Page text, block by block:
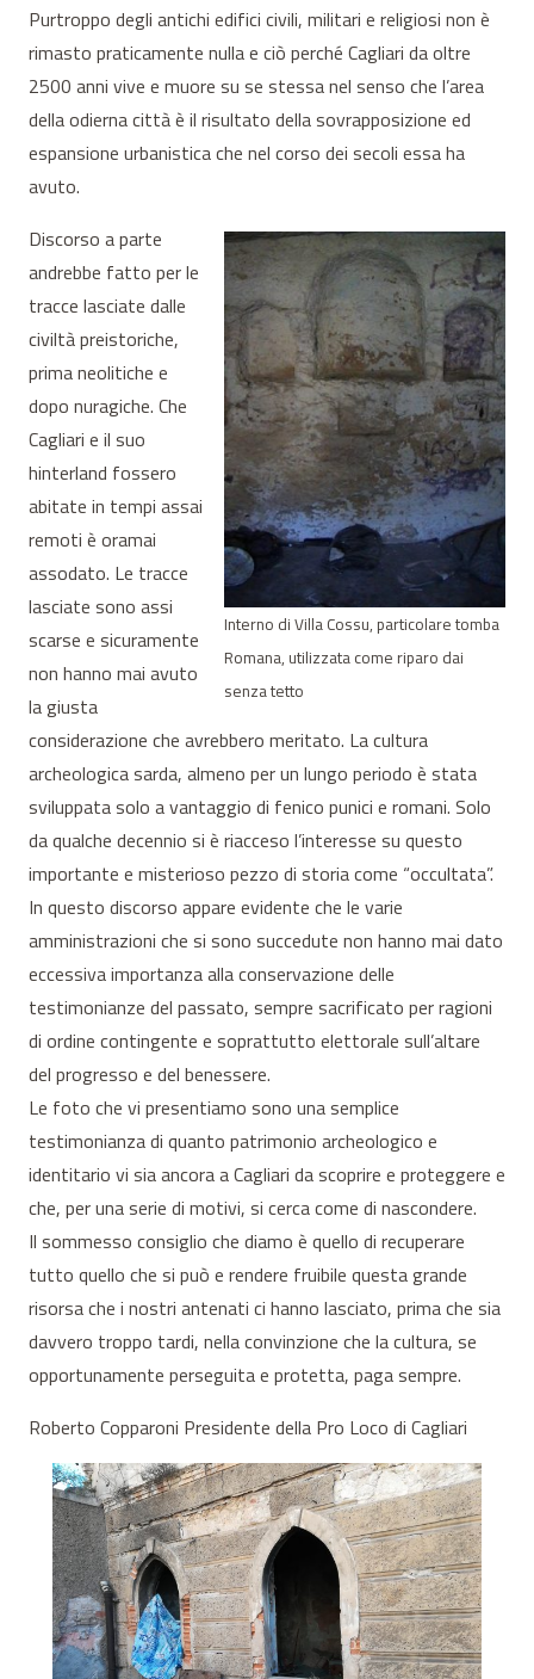
Purtroppo degli antichi edifici civili, militari e religiosi non è
rimasto praticamente nulla e ciò perché Cagliari da oltre
2500 anni vive e muore su se stessa nel senso che l’area
della odierna città è il risultato della sovrapposizione ed
espansione urbanistica che nel corso dei secoli essa ha
avuto.
Interno di Villa Cossu, particolare tomba
Romana, utilizzata come riparo dai
senza tetto
Discorso a parte
andrebbe fatto per le
tracce lasciate dalle
civiltà preistoriche,
prima neolitiche e
dopo nuragiche. Che
Cagliari e il suo
hinterland fossero
abitate in tempi assai
remoti è oramai
assodato. Le tracce
lasciate sono assi
scarse e sicuramente
non hanno mai avuto
la giusta
considerazione che avrebbero meritato. La cultura
archeologica sarda, almeno per un lungo periodo è stata
sviluppata solo a vantaggio di fenico punici e romani. Solo
da qualche decennio si è riacceso l’interesse su questo
importante e misterioso pezzo di storia come “occultata”.
In questo discorso appare evidente che le varie
amministrazioni che si sono succedute non hanno mai dato
eccessiva importanza alla conservazione delle
testimonianze del passato, sempre sacrificato per ragioni
di ordine contingente e soprattutto elettorale sull’altare
del progresso e del benessere.
Le foto che vi presentiamo sono una semplice
testimonianza di quanto patrimonio archeologico e
identitario vi sia ancora a Cagliari da scoprire e proteggere e
che, per una serie di motivi, si cerca come di nascondere.
Il sommesso consiglio che diamo è quello di recuperare
tutto quello che si può e rendere fruibile questa grande
risorsa che i nostri antenati ci hanno lasciato, prima che sia
davvero troppo tardi, nella convinzione che la cultura, se
opportunamente perseguita e protetta, paga sempre.
Roberto Copparoni Presidente della Pro Loco di Cagliari